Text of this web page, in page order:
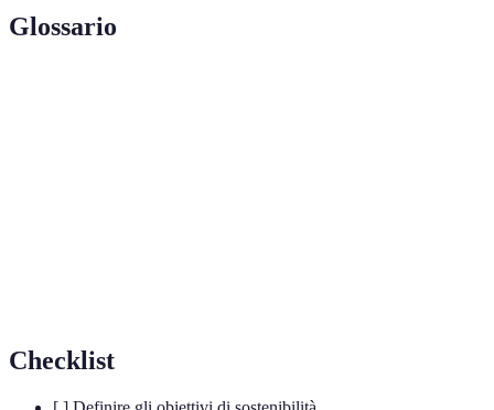
Glossario
Checklist